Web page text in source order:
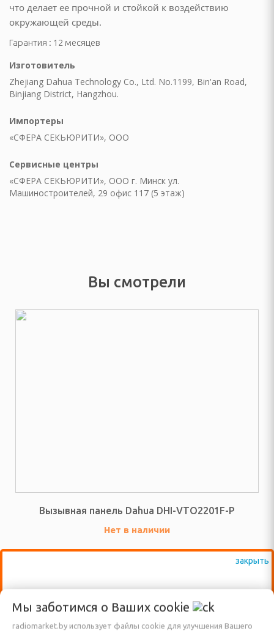
ВАЖНО: КРОМЕ ВЫСТАВЛЕННЫХ НА
торговые,
и подушки для
снасти
и ванны
вентиляторы
что делает ее прочной и стойкой к воздействию
окружающей среды.
Гарантия : 12 месяцев
Изготовитель
Zhejiang Dahua Technology Co., Ltd. No.1199, Bin'an Road,
Binjiang District, Hangzhou.
Импортеры
«СФЕРА СЕКЬЮРИТИ», ООО
Сервисные центры
«СФЕРА СЕКЬЮРИТИ», ООО г. Минск ул.
Машиностроителей, 29 офис 117 (5 этаж)
Вы смотрели
Вызывная панель Dahua DHI-VTO2201F-P
Нет в наличии
Мы заботимся о Ваших cookie
radiomarket.by использует файлы cookie для улучшения Вашего